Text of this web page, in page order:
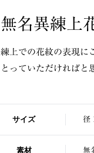
無名異練上
練上での花紋の表現に
とっていただければと
サイズ 径
素材 無